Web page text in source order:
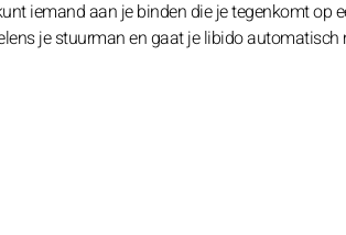
iemand aan je binden die je tegenkomt op
je stuurman en gaat je libido automatisch